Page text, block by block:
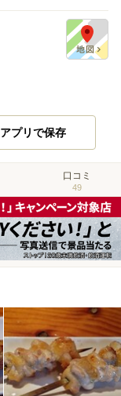
アプリで保存
口コミ
49